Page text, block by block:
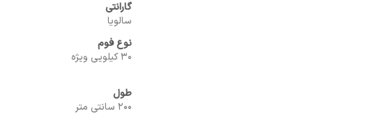
گارانتی
سالویا
نوع فوم
30 کیلویی ویژه
طول
200 سانتی متر